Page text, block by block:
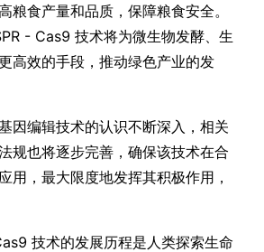
粮食产量和品质，保障粮食安全。
- Cas9 技术将为微生物发酵、生
高效的手段，推动绿色产业的发
因编辑技术的认识不断深入，相关
规也将逐步完善，确保该技术在合
用，最大限度地发挥其积极作用，
技术的发展历程是人类探索生命